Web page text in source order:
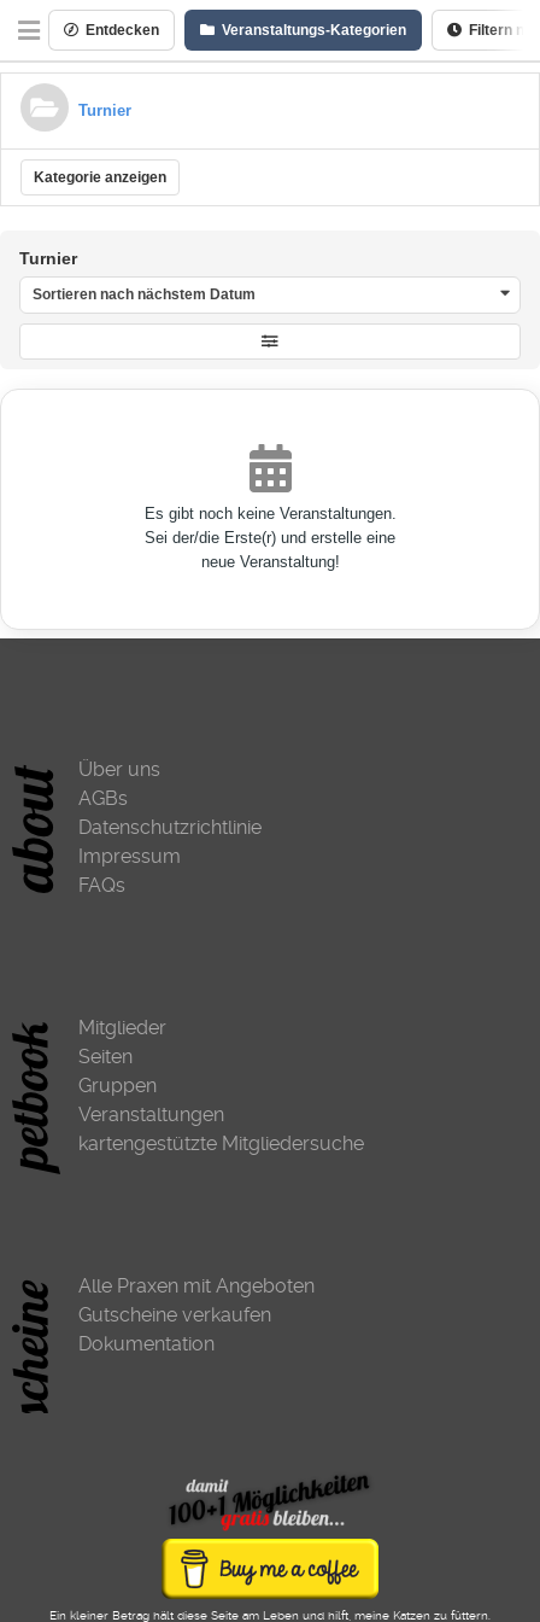
Entdecken Veranstaltungs-Kategorien Filtern
Turnier
Kategorie anzeigen
Turnier
Sortieren nach nächstem Datum
Es gibt noch keine Veranstaltungen.
Sei der/die Erste(r) und erstelle eine
neue Veranstaltung!
Über uns
AGBs
Datenschutzrichtlinie
Impressum
FAQs
Mitglieder
Seiten
Gruppen
Veranstaltungen
kartengestützte Mitgliedersuche
Alle Praxen mit Angeboten
Gutscheine verkaufen
Dokumentation
Ein kleiner Betrag hält diese Seite am Leben und hilft, meine Katzen zu füttern.